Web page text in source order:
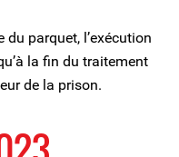
parquet, l’exécution
la fin du traitement
de la prison.